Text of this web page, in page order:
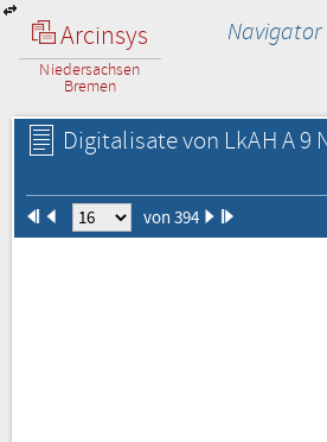
Arcinsys
Niedersachsen
Bremen
Navigator
Digitalisate von LkAH A 9
von 394